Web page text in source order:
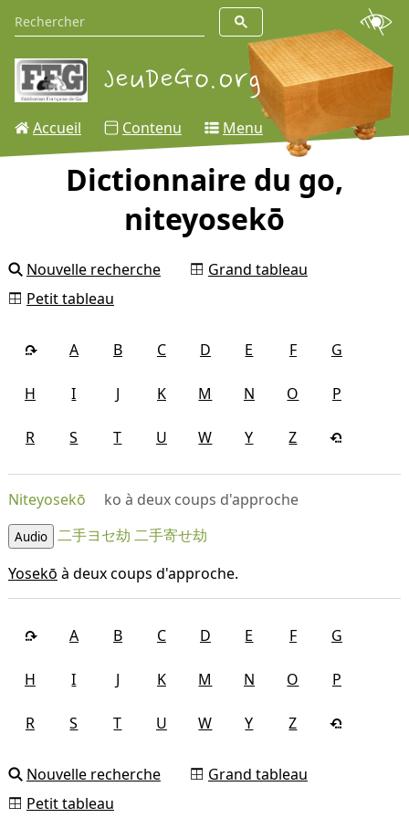
Accueil Contenu Menu
Dictionnaire du go,
niteyosekō
Nouvelle recherche
Grand tableau
Petit tableau
A B C D E F G
H I J K M N O P
R S T U W Y Z
Niteyosekō ko à deux coups d'approche
Audio 二手ヨセ劫 二手寄せ劫
Yosekō à deux coups d'approche.
A B C D E F G
H I J K M N O P
R S T U W Y Z
Nouvelle recherche
Grand tableau
Petit tableau